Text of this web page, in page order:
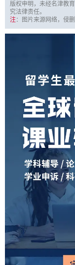
版权申明，未经名津教
究法律责任。
注：图片来源网络，侵删